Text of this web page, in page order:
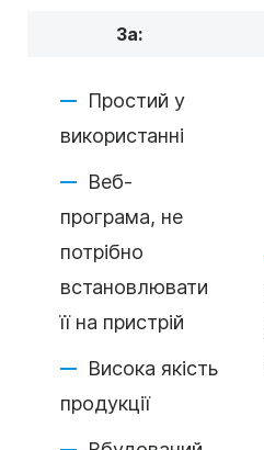
За:
Простий у
використанні
Веб-
програма, не
потрібно
встановлювати
її на пристрій
Висока якість
продукції